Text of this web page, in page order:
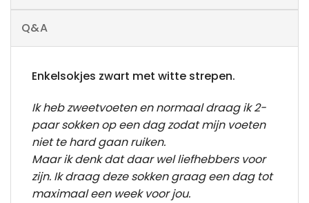
Q&A
Enkelsokjes zwart met witte strepen.
Ik heb zweetvoeten en normaal draag ik 2-
paar sokken op een dag zodat mijn voeten
niet te hard gaan ruiken.
Maar ik denk dat daar wel liefhebbers voor
zijn. Ik draag deze sokken graag een dag tot
maximaal een week voor jou.